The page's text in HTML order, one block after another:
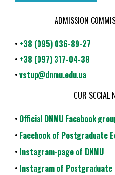
ADMISSION
• +38 (095) 036-89-27
• +38 (097) 317-04-38
• vstup@dnmu.edu.ua
OUR SOCIAL
• Official DNMU Facebook
• Facebook of Postgraduate
• Instagram-page of DNMU
• Instagram of